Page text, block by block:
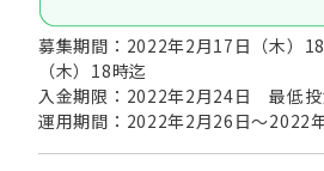
募集期間：2022年2月17日（木）
（木）18時迄
入金期限：2022年2月24日 最低
運用期間：2022年2月26日～2022